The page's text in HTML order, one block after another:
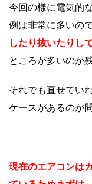
今回の様に電気的
例は非常に多いの
したり抜いたりし
ところが多いのが
それでも直せてい
ケースがあるのが
現在のエアコンは